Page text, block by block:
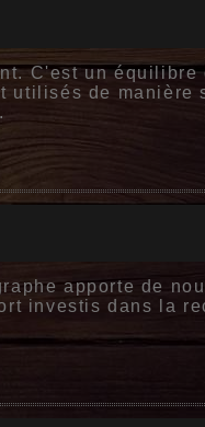
C'est un équilibre
de manière
apporte de
investis dans la